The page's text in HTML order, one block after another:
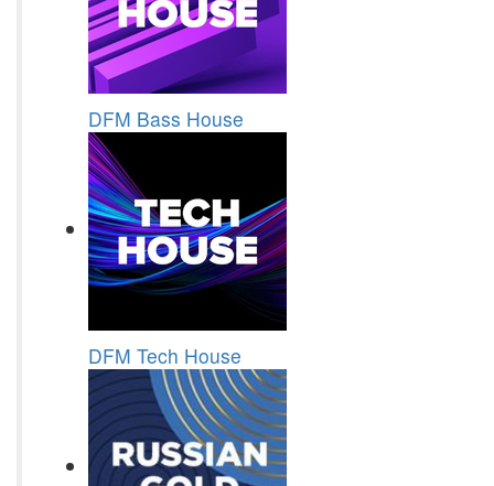
DFM Bass House
DFM Tech House